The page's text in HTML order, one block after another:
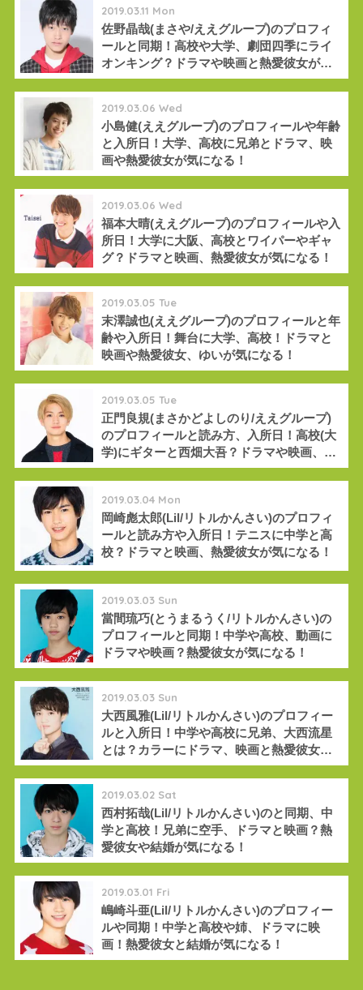
2019.03.11 Mon
佐野晶哉(まさや/ええグループ)のプロフィ
ールと同期！高校や大学、劇団四季にライ
オンキング？ドラマや映画と熱愛彼女が気
になる！
2019.03.06 Wed
小島健(ええグループ)のプロフィールや年齢
と入所日！大学、高校に兄弟とドラマ、映
画や熱愛彼女が気になる！
2019.03.06 Wed
福本大晴(ええグループ)のプロフィールや入
所日！大学に大阪、高校とワイパーやギャ
グ？ドラマと映画、熱愛彼女が気になる！
2019.03.05 Tue
末澤誠也(ええグループ)のプロフィールと年
齢や入所日！舞台に大学、高校！ドラマと
映画や熱愛彼女、ゆいが気になる！
2019.03.05 Tue
正門良規(まさかどよしのり/ええグループ)
のプロフィールと読み方、入所日！高校(大
学)にギターと西畑大吾？ドラマや映画、熱
愛彼女が気になる！
2019.03.04 Mon
岡崎彪太郎(Lil/リトルかんさい)のプロフィ
ールと読み方や入所日！テニスに中学と高
校？ドラマと映画、熱愛彼女が気になる！
2019.03.03 Sun
當間琉巧(とうまるうく/リトルかんさい)の
プロフィールと同期！中学や高校、動画に
ドラマや映画？熱愛彼女が気になる！
2019.03.03 Sun
大西風雅(Lil/リトルかんさい)のプロフィー
ルと入所日！中学や高校に兄弟、大西流星
とは？カラーにドラマ、映画と熱愛彼女が
気になる！
2019.03.02 Sat
西村拓哉(Lil/リトルかんさい)のと同期、中
学と高校！兄弟に空手、ドラマと映画？熱
愛彼女や結婚が気になる！
2019.03.01 Fri
嶋崎斗亜(Lil/リトルかんさい)のプロフィー
ルや同期！中学と高校や姉、ドラマに映
画！熱愛彼女と結婚が気になる！